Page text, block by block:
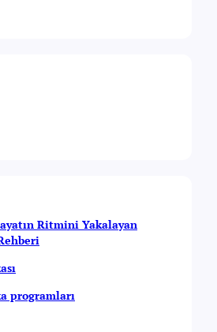
Ritmini Yakalayan
programları